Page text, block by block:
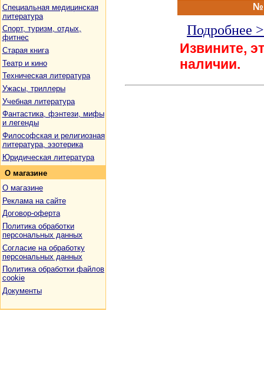
Специальная медицинская
литература
Спорт, туризм, отдых,
фитнес
Старая книга
Театр и кино
Техническая литература
Ужасы, триллеры
Учебная литература
Фантастика, фэнтези, мифы
и легенды
Философская и религиозная
литература, эзотерика
Юридическая литература
О магазине
О магазине
Реклама на сайте
Договор-оферта
Политика обработки
персональных данных
Согласие на обработку
персональных данных
Политика обработки файлов
cookie
Документы
Подробнее
Извините,
наличии.